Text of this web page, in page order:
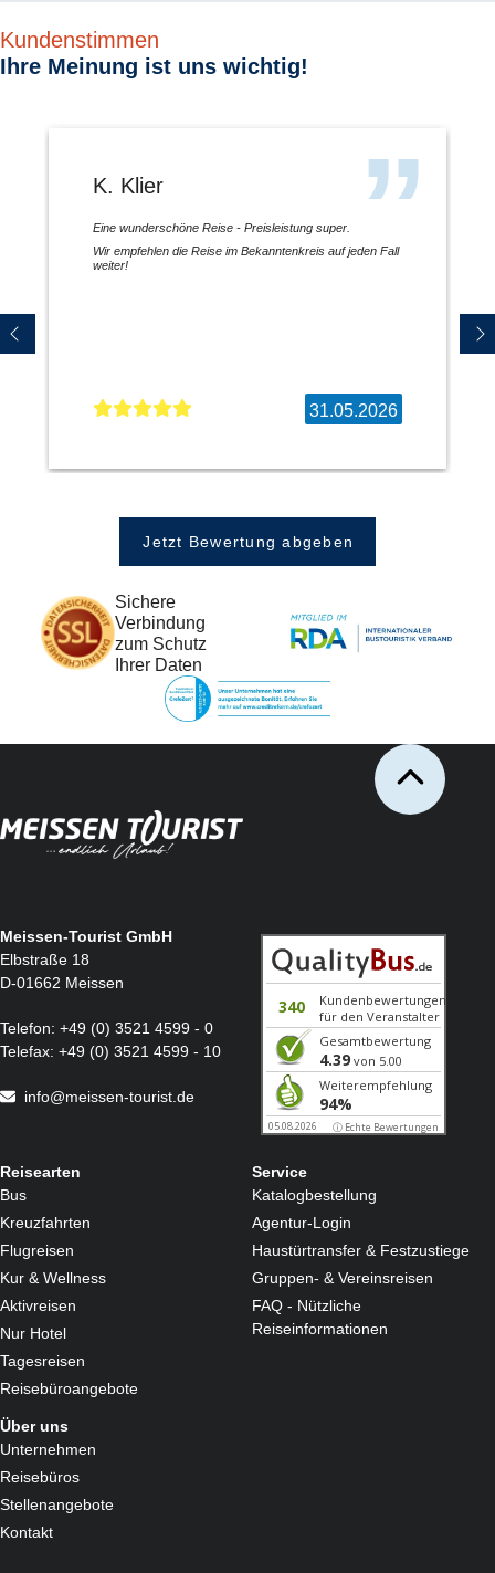
Kundenstimmen
Ihre Meinung ist uns wichtig!
K. Klier
Eine wunderschöne Reise - Preisleistung super.
Wir empfehlen die Reise im Bekanntenkreis auf jeden Fall
weiter!
31.05.2026
Jetzt Bewertung abgeben
Sichere
Verbindung
zum Schutz
Ihrer Daten
Meissen-Tourist GmbH
Elbstraße 18
D-01662 Meissen
Telefon: +49 (0) 3521 4599 - 0
Telefax: +49 (0) 3521 4599 - 10
info@meissen-tourist.de
Reisearten
Bus
Kreuzfahrten
Flugreisen
Kur & Wellness
Aktivreisen
Nur Hotel
Tagesreisen
Reisebüroangebote
Service
Katalogbestellung
Agentur-Login
Haustürtransfer & Festzustiege
Gruppen- & Vereinsreisen
FAQ - Nützliche
Reiseinformationen
Über uns
Unternehmen
Reisebüros
Stellenangebote
Kontakt